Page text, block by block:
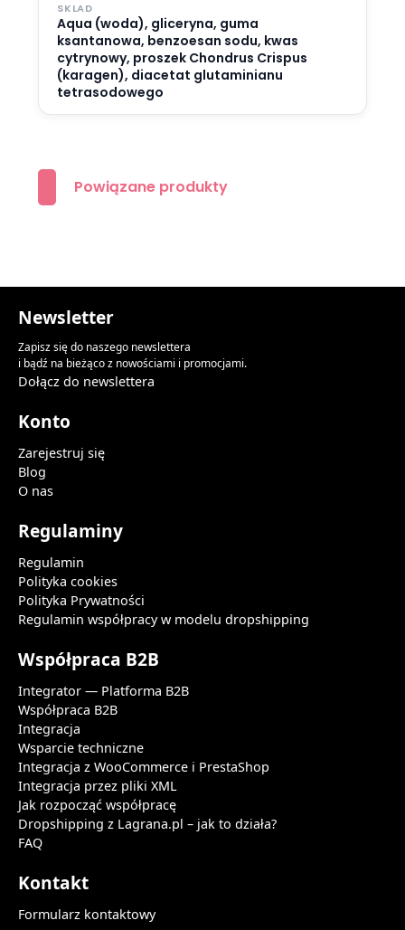
SKLAD
Aqua (woda), gliceryna, guma
ksantanowa, benzoesan sodu, kwas
cytrynowy, proszek Chondrus Crispus
(karagen), diacetat glutaminianu
tetrasodowego
Powiązane produkty
Newsletter
Zapisz się do naszego newslettera
i bądź na bieżąco z nowościami i promocjami.
Dołącz do newslettera
Konto
Zarejestruj się
Blog
O nas
Regulaminy
Regulamin
Polityka cookies
Polityka Prywatności
Regulamin współpracy w modelu dropshipping
Współpraca B2B
Integrator — Platforma B2B
Współpraca B2B
Integracja
Wsparcie techniczne
Integracja z WooCommerce i PrestaShop
Integracja przez pliki XML
Jak rozpocząć współpracę
Dropshipping z Lagrana.pl – jak to działa?
FAQ
Kontakt
Formularz kontaktowy